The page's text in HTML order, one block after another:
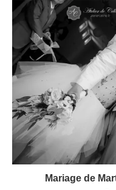
Mariage de